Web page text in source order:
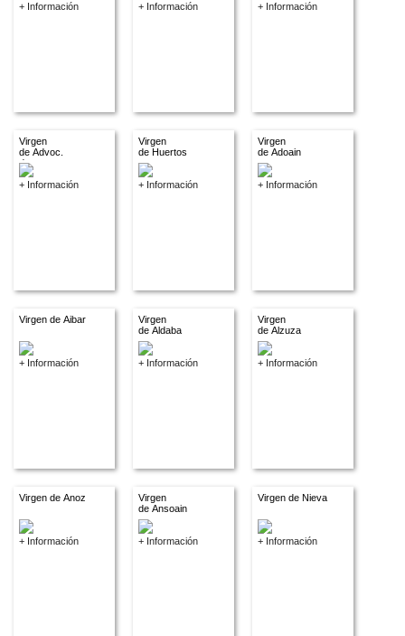
+ Información + Información + Información
Virgen
de Advoc.
descon.
+ Información
Virgen
de Huertos
+ Información
Virgen
de Adoain
+ Información
Virgen de Aibar
+ Información
Virgen
de Aldaba
+ Información
Virgen
de Alzuza
+ Información
Virgen de Anoz
+ Información
Virgen
de Ansoain
+ Información
Virgen de Nieva
+ Información